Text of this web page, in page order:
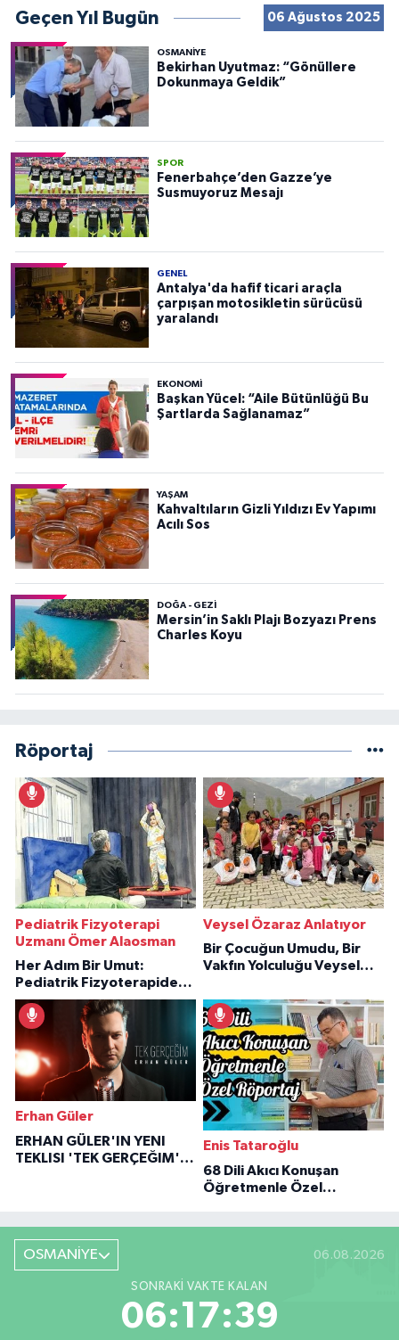
Geçen Yıl Bugün 06 Ağustos 2025
OSMANIYE
Bekirhan Uyutmaz: “Gönüllere
Dokunmaya Geldik”
SPOR
Fenerbahçe’den Gazze’ye
Susmuyoruz Mesajı
GENEL
Antalya'da hafif ticari araçla
çarpışan motosikletin sürücüsü
yaralandı
EKONOMI
Başkan Yücel: “Aile Bütünlüğü Bu
Şartlarda Sağlanamaz”
YAŞAM
Kahvaltıların Gizli Yıldızı Ev Yapımı
Acılı Sos
DOĞA - GEZI
Mersin’in Saklı Plajı Bozyazı Prens
Charles Koyu
Röportaj
Pediatrik Fizyoterapi
Uzmanı Ömer Alaosman
Her Adım Bir Umut:
Pediatrik Fizyoterapiden
İlham Veren Hikâyeler
Veysel Özaraz Anlatıyor
Bir Çocuğun Umudu, Bir
Vakfın Yolculuğu Veysel
Erhan Güler
ERHAN GÜLER'IN YENI
TEKLISI 'TEK GERÇEĞIM'LE
Enis Tataroğlu
68 Dili Akıcı Konuşan
Öğretmenle Özel
OSMANİYE 06.08.2026
SONRAKI VAKTE KALAN
06:17:38